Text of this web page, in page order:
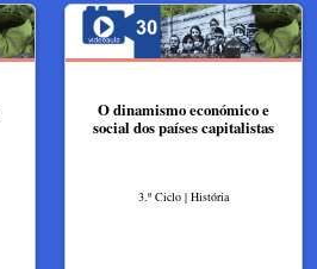
O dinamismo económico e
social dos países capitalistas
3.º Ciclo | História